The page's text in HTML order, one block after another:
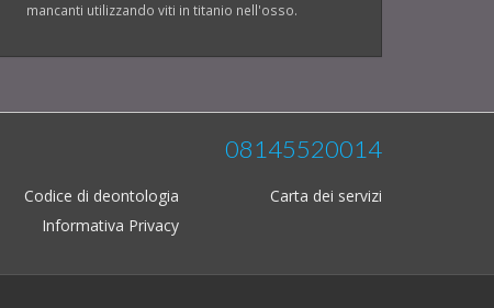
mancanti utilizzando viti in titanio nell'osso.
08145520014
Codice di deontologia
Carta dei servizi
Informativa Privacy